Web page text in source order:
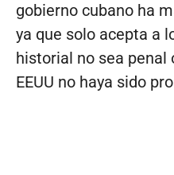
gobierno cubano ha
ya que solo acepta a
historial no sea penal
EEUU no haya sido